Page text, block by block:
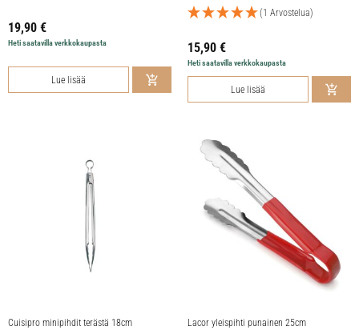
19,90 €
Heti saatavilla verkkokaupasta
Lue lisää
(1 Arvostelua)
15,90 €
Heti saatavilla verkkokaupasta
Lue lisää
Cuisipro minipihdit terästä 18cm Lacor yleispihti punainen 25cm